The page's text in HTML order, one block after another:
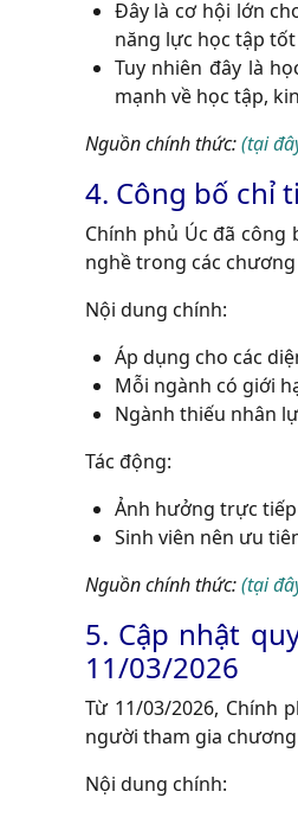
Đây là cơ hội lớn
năng lực học tập
Tuy nhiên đây là
mạnh về học tập,
Nguồn chính thức:(tại
4. Công bố chỉ
Chính phủ Úc đã
nghề trong các
Nội dung chính:
Áp dụng cho các
Mỗi ngành có giới
Ngành thiếu nhân
Tác động:
Ảnh hưởng trực
Sinh viên nên ưu
Nguồn chính thức:(tại
5. Cập nhật
11/03/2026
Từ 11/03/2026, Chính
người tham gia
Nội dung chính: